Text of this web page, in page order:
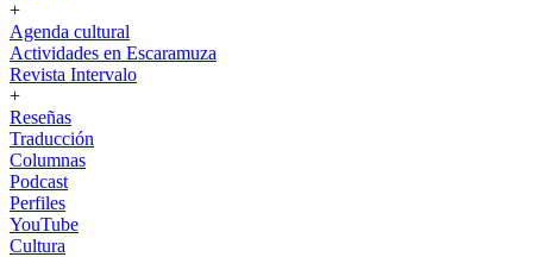
+
Agenda cultural
Actividades en Escaramuza
Revista Intervalo
+
Reseñas
Traducción
Columnas
Podcast
Perfiles
YouTube
Cultura